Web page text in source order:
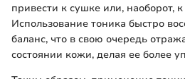
привести к сушке или, наоборот,
Использование тоника быстро
баланс, что в свою очередь
состоянии кожи, делая ее более